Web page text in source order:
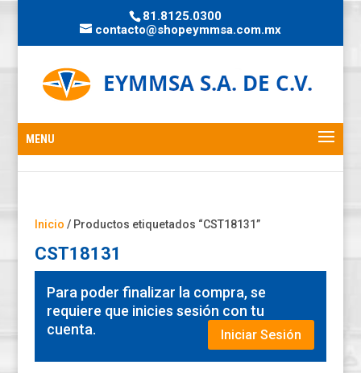
81.8125.0300
contacto@shopeymmsa.com.mx
Inicio / Productos etiquetados “CST18131”
CST18131
Para poder finalizar la compra, se
requiere que inicies sesión con tu
cuenta.
Iniciar Sesión